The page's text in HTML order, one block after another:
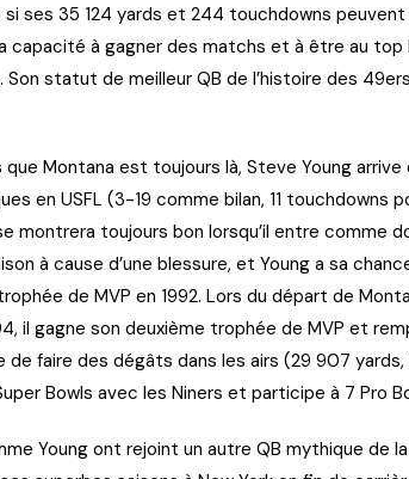
si ses 35 124 yards et 244 touchdowns
capacité à gagner des matchs et à être au
Son statut de meilleur QB de l’histoire des
que Montana est toujours là, Steve Young
en USFL (3-19 comme bilan, 11 touchdowns
montrera toujours bon lorsqu’il entre comme
à cause d’une blessure, et Young a sa
de MVP en 1992. Lors du départ de
il gagne son deuxième trophée de MVP et
de faire des dégâts dans les airs (29 907 yards,
Bowls avec les Niners et participe à 7 Pro
Young ont rejoint un autre QB mythique de